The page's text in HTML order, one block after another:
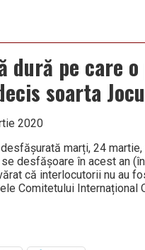
dură pe care
soarta
2020
marți, 24
desfășoare în acest an
că interlocutorii nu au
Comitetului Internațional